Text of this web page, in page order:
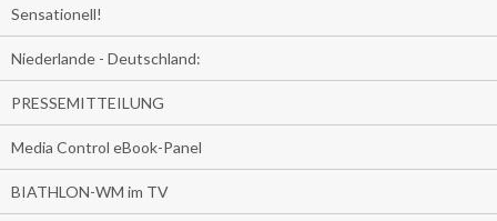
Sensationell!
Niederlande - Deutschland:
PRESSEMITTEILUNG
Media Control eBook-Panel
BIATHLON-WM im TV